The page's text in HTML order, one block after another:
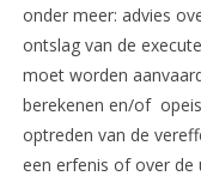
onder meer: advies
ontslag van de
moet worden
berekenen en/of
optreden van de
een erfenis of over de